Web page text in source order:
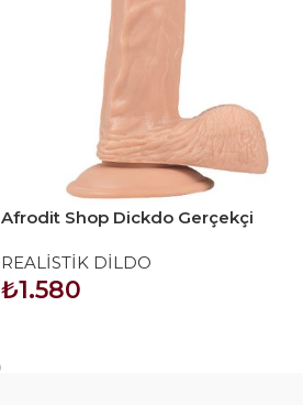
Afrodit Shop Dickdo Gerçekçi
REALİSTİK DİLDO
₺1.580